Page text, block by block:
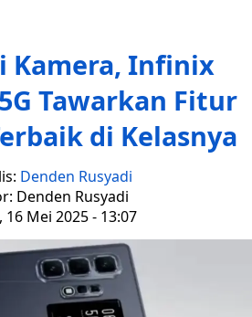
Kamera, Infinix
Tawarkan Fitur
di Kelasnya
Denden Rusyadi
Denden Rusyadi
16 Mei 2025 - 13:07